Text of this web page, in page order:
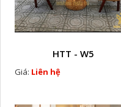
HTT - W5
Giá: Liên hệ